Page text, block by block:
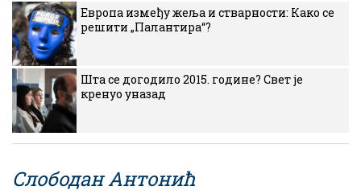
Европа између жеља и стварности: Како се
решити „Палантира“?
Шта се догодило 2015. године? Свет је
кренуо уназад
Слободан Антонић